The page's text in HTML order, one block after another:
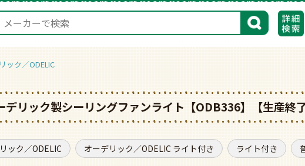
検索
ック／ODELIC
デリック製シーリングファンライト【ODB336】【生産終
ック／ODELIC オーデリック／ODELIC ライト付き ライト付き